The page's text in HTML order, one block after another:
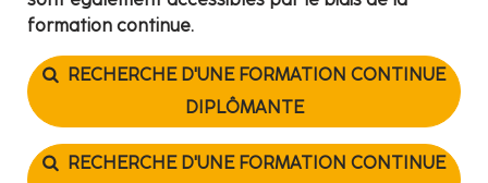
formation continue.
RECHERCHE D'UNE FORMATION CONTINUE
DIPLÔMANTE
RECHERCHE D'UNE FORMATION CONTINUE